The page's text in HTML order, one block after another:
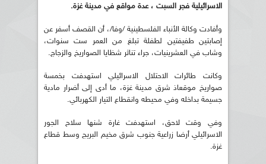
الاسرائيلية فجر السبت ، عدة مواقع في مدينة غزة.
وأفادت وكالة الأنباء الفلسطينية /وفا/، أن القصف أسفر عن
إصابتين طفيفتين لطفلة تبلغ من العمر ست سنوات،
وشاب في العشرينيات، جراء تناثر شظايا الصواريخ والزجاج.
وكانت طائرات الاحتلال الاسرائيلي استهدفت بخمسة
صواريخ موقعاذ شرق مدينة غزة، ما أدى إلى أضرار مادية
جسيمة بداخله وفي محيطه وانقطاع التيار الكهربائي.
وفي وقت لاحق، استهدفت غارة شنها سلاح الجور
الاسرائيلي أرضا زراعية جنوب شرق مخيم البريج وسط قطاع
غزة.